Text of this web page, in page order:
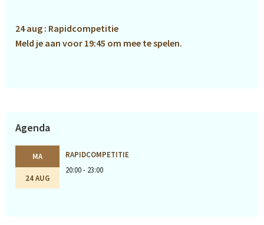
24 aug : Rapidcompetitie
Meld je aan voor 19:45 om mee te spelen.
Agenda
MA
24 AUG
RAPIDCOMPETITIE
20:00 - 23:00